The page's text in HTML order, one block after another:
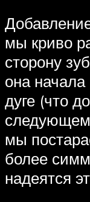
мы криво
сторону
она
дуге (что
следующем
мы
более
надеятся